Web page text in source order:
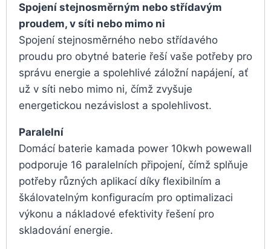
Spojení stejnosměrným nebo střídavým
proudem, v síti nebo mimo ni
Spojení stejnosměrného nebo střídavého
proudu pro obytné baterie řeší vaše potřeby pro
správu energie a spolehlivé záložní napájení, ať
už v síti nebo mimo ni, čímž zvyšuje
energetickou nezávislost a spolehlivost.
Paralelní
Domácí baterie kamada power 10kwh powewall
podporuje 16 paralelních připojení, čímž splňuje
potřeby různých aplikací díky flexibilním a
škálovatelným konfiguracím pro optimalizaci
výkonu a nákladové efektivity řešení pro
skladování energie.